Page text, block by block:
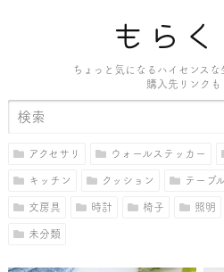
もらく
ちょっと気になるハイセンス
購入先リンクも
アクセサリ ウォールステッカー
キッチン クッション テーブル
文房具 時計 椅子 照明
未分類